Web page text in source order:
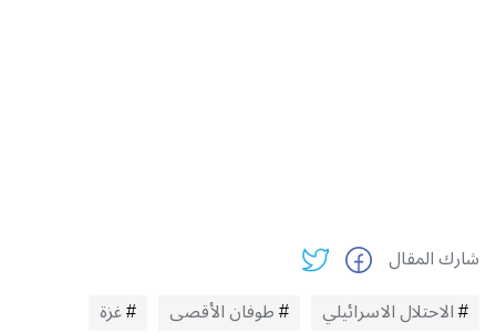
شارك المقال
الاحتلال الاسرائيلي
طوفان الأقصى
غزة